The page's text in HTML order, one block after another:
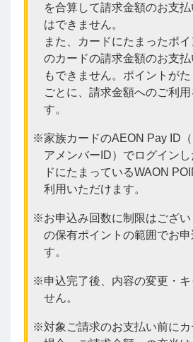
を合算して請求金額のお支
はできません。
また、カードにたまったポ
のカードの請求金額のお支
もできません。ポイントが
ごとに、請求金額へのご利
す。
家族カードのAEON Pay ID
アメンバーID）でログイン
ドにたまっているWAON
利用いただけます。
お申込み回数に制限はござ
の保有ポイントの範囲でお申
す。
申込完了後、内容の変更・
せん。
対象ご請求のお支払い前に